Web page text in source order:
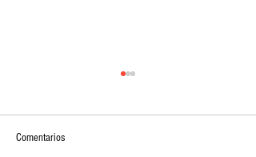
Comentarios